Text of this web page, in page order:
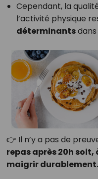
Cependant, la
l’activité physique
déterminantsdans
👉 Il n’y a pas de
repas après 20h
maigrir durablement.